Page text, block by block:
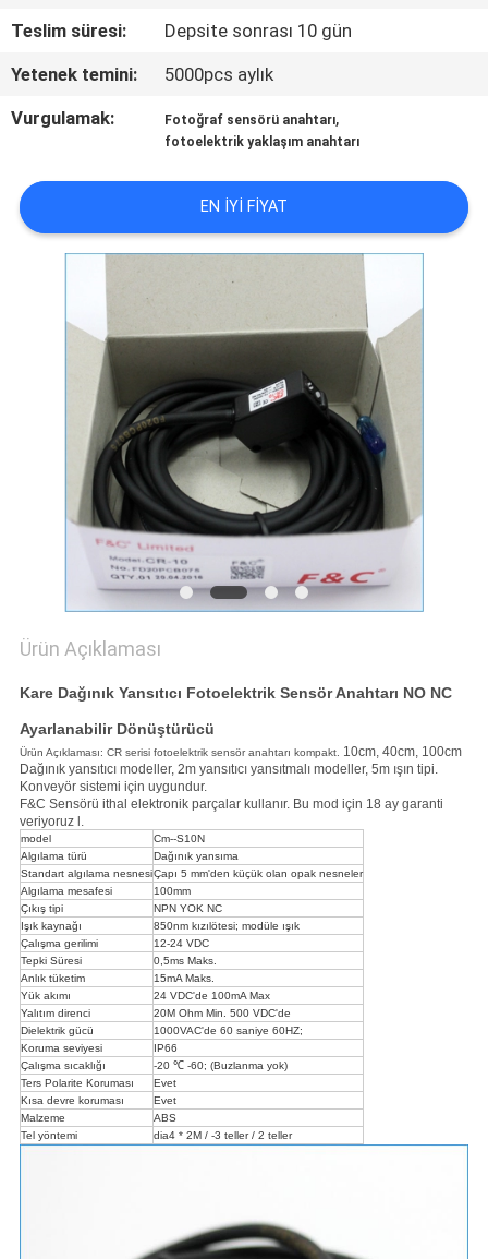
HABERLER
BIR
ISTEĞI
HARITASI
PRIVACY
POLICY
Teslim süresi:
Depsite sonrası 10 gün
Yetenek temini:
5000pcs aylık
Vurgulamak:
Fotoğraf sensörü anahtarı,
fotoelektrik yaklaşım anahtarı
EN IYI FIYAT
Ürün Açıklaması
Kare Dağınık Yansıtıcı Fotoelektrik Sensör Anahtarı NO NC
Ayarlanabilir Dönüştürücü
Ürün Açıklaması: CR serisi fotoelektrik sensör anahtarı kompakt. 10cm, 40cm, 100cm
Dağınık yansıtıcı modeller, 2m yansıtıcı yansıtmalı modeller, 5m ışın tipi.
Konveyör sistemi için uygundur.
F&C Sensörü ithal elektronik parçalar kullanır. Bu mod için 18 ay garanti
veriyoruz l.
model
Cm--S10N
Algılama türü
Dağınık yansıma
Standart algılama nesnesiÇapı 5 mm'den küçük olan opak nesneler
Algılama mesafesi
100mm
Çıkış tipi
NPN YOK NC
Işık kaynağı
850nm kızılötesi; modüle ışık
Çalışma gerilimi
12-24 VDC
Tepki Süresi
0,5ms Maks.
Anlık tüketim
15mA Maks.
Yük akımı
24 VDC'de 100mA Max
Yalıtım direnci
20M Ohm Min. 500 VDC'de
Dielektrik gücü
1000VAC'de 60 saniye 60HZ;
Koruma seviyesi
IP66
Çalışma sıcaklığı
-20 ℃ -60; (Buzlanma yok)
Ters Polarite Koruması
Evet
Kısa devre koruması
Evet
Malzeme
ABS
Tel yöntemi
dia4 * 2M / -3 teller / 2 teller